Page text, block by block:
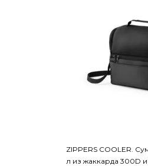
ZIPPERS COOLER.
л из жаккарда 300D